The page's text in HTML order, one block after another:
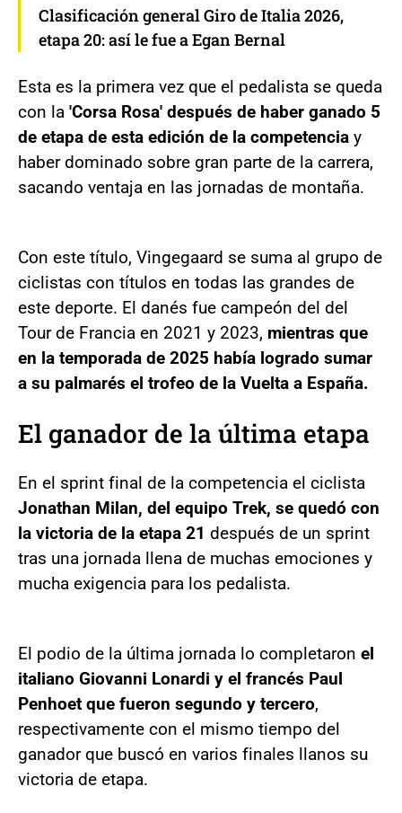
Clasificación general Giro de Italia 2026,
etapa 20: así le fue a Egan Bernal
Esta es la primera vez que el pedalista se queda
con la 'Corsa Rosa' después de haber ganado 5
de etapa de esta edición de la competencia y
haber dominado sobre gran parte de la carrera,
sacando ventaja en las jornadas de montaña.
Con este título, Vingegaard se suma al grupo de
ciclistas con títulos en todas las grandes de
este deporte. El danés fue campeón del del
Tour de Francia en 2021 y 2023, mientras que
en la temporada de 2025 había logrado sumar
a su palmarés el trofeo de la Vuelta a España.
El ganador de la última etapa
En el sprint final de la competencia el ciclista
Jonathan Milan, del equipo Trek, se quedó con
la victoria de la etapa 21 después de un sprint
tras una jornada llena de muchas emociones y
mucha exigencia para los pedalista.
El podio de la última jornada lo completaron el
italiano Giovanni Lonardi y el francés Paul
Penhoet que fueron segundo y tercero,
respectivamente con el mismo tiempo del
ganador que buscó en varios finales llanos su
victoria de etapa.